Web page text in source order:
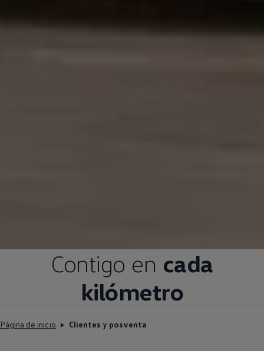
Contigo en cada
kilómetro
Página de inicio Clientes y posventa